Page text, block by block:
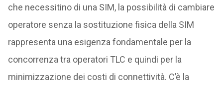
che necessitino di una SIM, la possibilità di cambiare
operatore senza la sostituzione fisica della SIM
rappresenta una esigenza fondamentale per la
concorrenza tra operatori TLC e quindi per la
minimizzazione dei costi di connettività. C’è la